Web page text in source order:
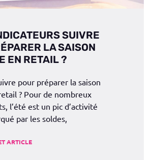
SUIVRE
LA SAISON
EN RETAIL ?
pour préparer la saison
? Pour de nombreux
l’été est un pic d’activité
par les soldes,
ARTICLE